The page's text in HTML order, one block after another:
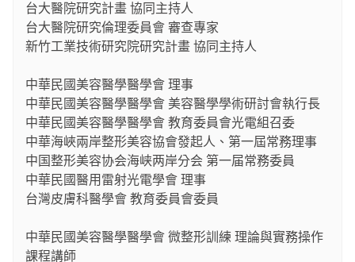
台大醫院研究計畫 協同主持人
台大醫院研究倫理委員會 審查專家
新竹工業技術研究院研究計畫 協同主持人
中華民國美容醫學醫學會 理事
中華民國美容醫學醫學會 美容醫學學術研討會執行長
中華民國美容醫學醫學會 教育委員會光電組召委
中華海峽兩岸整形美容協會發起人、第一屆常務理事
中国整形美容协会海峡两岸分会 第一届常務委員
中華民國醫用雷射光電學會 理事
台灣皮膚科醫學會 教育委員會委員
中華民國美容醫學醫學會 微整形訓練 理論與實務操作
課程講師